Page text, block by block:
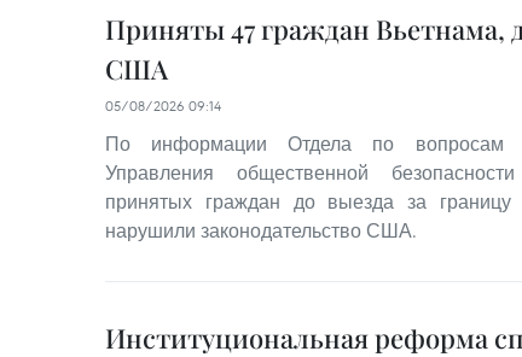
Приняты 47 граждан Вьетнама,
США
05/08/2026 09:14
По информации Отдела по вопросам
Управления общественной
принятых граждан до выезда за
нарушили законодательство США.
Институциональная реформа